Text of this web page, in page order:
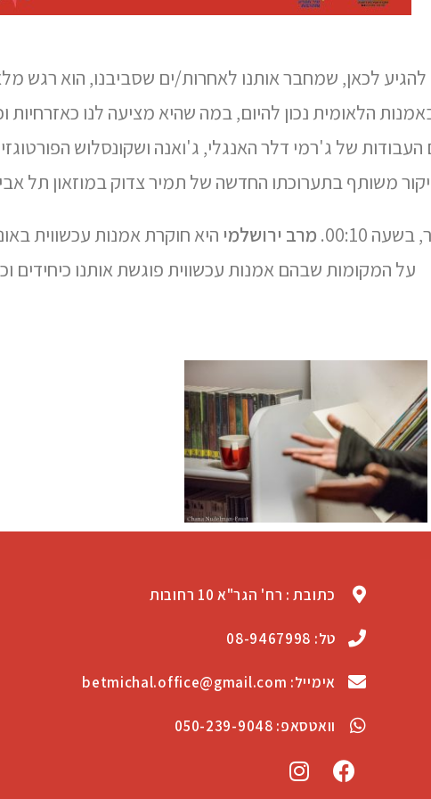
לכאן, שמחבר אותנו לאחרות/ים שסביבנו, הוא רגש
הלאומית נכון להיום, במה שהיא מציעה לנו
של ג'רמי דלר האנגלי, ג'ואנה ושקונסלוש
משותף בתערוכתו החדשה של תמיר צדוק במוזאון תל
מרב ירושלמי היא חוקרת אמנות עכשווית
על המקומות שבהם אמנות עכשווית פוגשת אותנו כיחידים
כתובת : רח' הגר"א 10 רחובות
טל: 08-9467998
אימייל: betmichal.office@gmail.com
וואטסאפ: 050-239-9048